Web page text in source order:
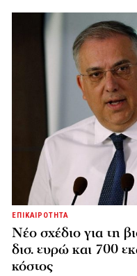
ΕΠΙΚΑΙΡΟΤΗΤΑ
Νέο σχέδιο για τη
δισ. ευρώ και 700
κόστος